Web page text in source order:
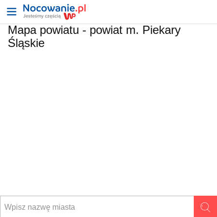
Mapa powiatu - powiat m. Piekary
Śląskie